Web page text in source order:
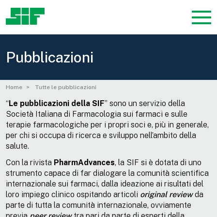
Pubblicazioni
Home Tutte le pubblicazioni
“ Le pubblicazioni della SIF” sono un servizio della
Società Italiana di Farmacologia sui farmaci e sulle
terapie farmacologiche per i propri soci e, più in generale,
per chi si occupa di ricerca e sviluppo nell’ambito della
salute.
Con la rivista PharmAdvances, la SIF si è dotata di uno
strumento capace di far dialogare la comunità scientifica
internazionale sui farmaci, dalla ideazione ai risultati del
loro impiego clinico ospitando articoli original reviewda
parte di tutta la comunità internazionale, ovviamente